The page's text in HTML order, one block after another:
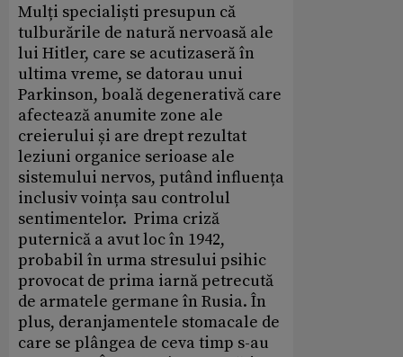
Mulți specialiști presupun că
tulburările de natură nervoasă ale
lui Hitler, care se acutizaseră în
ultima vreme, se datorau unui
Parkinson, boală degenerativă care
afectează anumite zone ale
creierului și are drept rezultat
leziuni organice serioase ale
sistemului nervos, putând influența
inclusiv voința sau controlul
sentimentelor. Prima criză
puternică a avut loc în 1942,
probabil în urma stresului psihic
provocat de prima iarnă petrecută
de armatele germane în Rusia. În
plus, deranjamentele stomacale de
care se plângea de ceva timp s-au